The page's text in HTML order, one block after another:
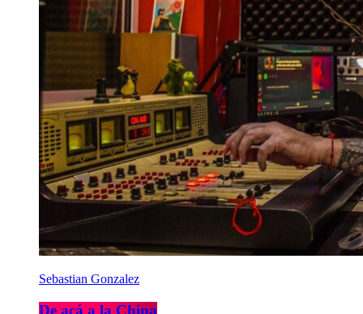
Sebastian Gonzalez
De acá a la China